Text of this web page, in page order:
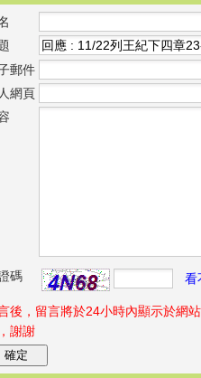
郵件
網頁
碼
看
後，留言將於24小時內顯示於網
謝謝